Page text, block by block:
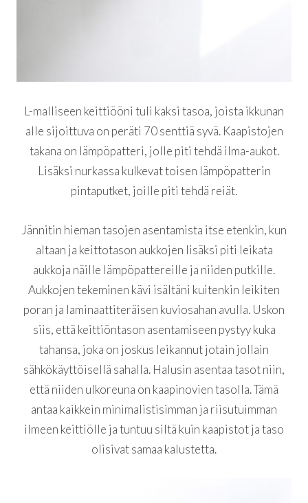
L-malliseen keittiööni tuli kaksi tasoa, joista ikkunan
alle sijoittuva on peräti 70 senttiä syvä. Kaapistojen
takana on lämpöpatteri, jolle piti tehdä ilma-aukot.
Lisäksi nurkassa kulkevat toisen lämpöpatterin
pintaputket, joille piti tehdä reiät.
Jännitin hieman tasojen asentamista itse etenkin, kun
altaan ja keittotason aukkojen lisäksi piti leikata
aukkoja näille lämpöpattereille ja niiden putkille.
Aukkojen tekeminen kävi isältäni kuitenkin leikiten
poran ja laminaattiteräisen kuviosahan avulla. Uskon
siis, että keittiöntason asentamiseen pystyy kuka
tahansa, joka on joskus leikannut jotain jollain
sähkökäyttöisellä sahalla. Halusin asentaa tasot niin,
että niiden ulkoreuna on kaapinovien tasolla. Tämä
antaa kaikkein minimalistisimman ja riisutuimman
ilmeen keittiölle ja tuntuu siltä kuin kaapistot ja taso
olisivat samaa kalustetta.